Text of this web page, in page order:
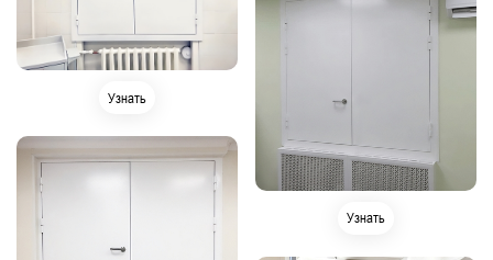
Узнать
Узнать